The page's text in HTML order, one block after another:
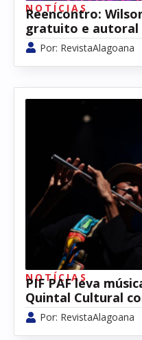
NOTÍCIAS
Reencontro:
gratuito e autoral
Por: RevistaAlagoana
NOTÍCIAS
PIF PAF leva
Quintal Cultural
Por: RevistaAlagoana